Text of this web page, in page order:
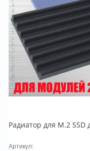
Артикул: